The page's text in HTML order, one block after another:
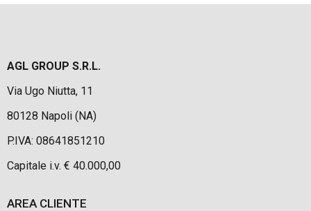
AGL GROUP S.R.L.
Via Ugo Niutta, 11
80128 Napoli (NA)
P.IVA: 08641851210
Capitale i.v. € 40.000,00
AREA CLIENTE